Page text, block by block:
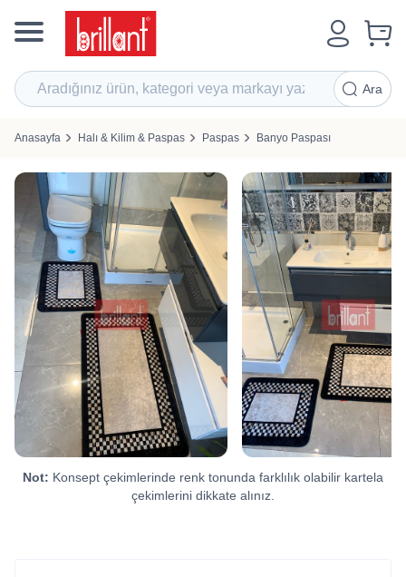
Ara
Anasayfa Halı & Kilim & Paspas Paspas Banyo Paspası
Not: Konsept çekimlerinde renk tonunda farklılık olabilir kartela
çekimlerini dikkate alınız.